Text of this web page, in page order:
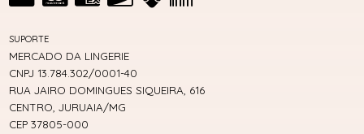
SUPORTE
MERCADO DA LINGERIE
CNPJ 13.784.302/0001-40
RUA JAIRO DOMINGUES SIQUEIRA, 616
CENTRO, JURUAIA/MG
CEP 37805-000